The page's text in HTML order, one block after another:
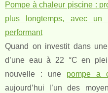
Pompe à chaleur piscine :
plus longtemps, avec un
performant
Quand on investit dans
d’une eau à 22 °C en
nouvelle : une pompe a
aujourd’hui l’un des